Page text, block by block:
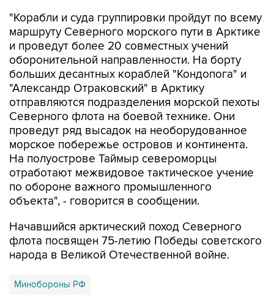
"Корабли и суда группировки пройдут по всему
маршруту Северного морского пути в Арктике
и проведут более 20 совместных учений
оборонительной направленности. На борту
больших десантных кораблей "Кондопога" и
"Александр Отраковский" в Арктику
отправляются подразделения морской пехоты
Северного флота на боевой технике. Они
проведут ряд высадок на необорудованное
морское побережье островов и континента.
На полуострове Таймыр североморцы
отработают межвидовое тактическое учение
по обороне важного промышленного
объекта", - говорится в сообщении.
Начавшийся арктический поход Северного
флота посвящен 75-летию Победы советского
народа в Великой Отечественной войне.
Минобороны РФ